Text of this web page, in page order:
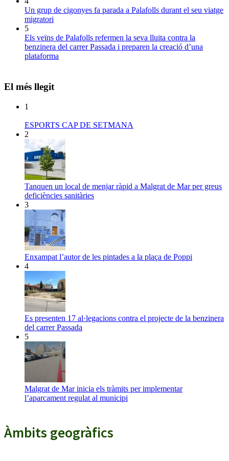
Un grup de cigonyes fa parada a Palafolls durant el seu viatge
migratori
5
Els veïns de Palafolls refermen la seva lluita contra la
benzinera del carrer Passada i preparen la creació d’una
plataforma
El més llegit
1
ESPORTS CAP DE SETMANA
2
Tanquen un local de menjar ràpid a Malgrat de Mar per greus
deficiències sanitàries
3
Enxampat l’autor de les pintades a la plaça de Poppi
4
Es presenten 17 al·legacions contra el projecte de la benzinera
del carrer Passada
5
Malgrat de Mar inicia els tràmits per implementar
l’aparcament regulat al municipi
Àmbits geogràfics